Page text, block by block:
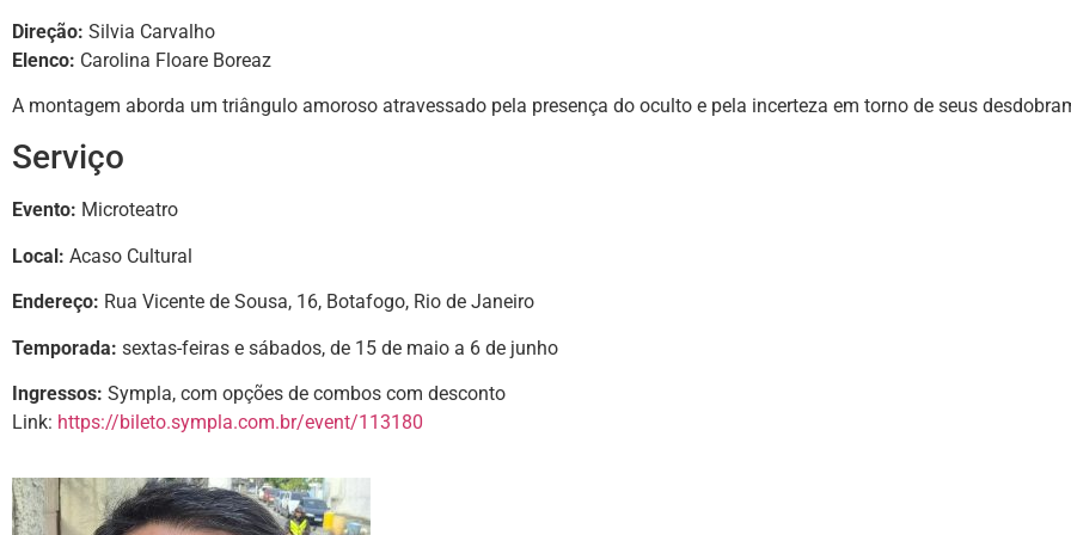
Direção: Silvia Carvalho
Elenco: Carolina Floare Boreaz
A montagem aborda um triângulo amoroso atravessado pela presença do oculto e pela incerteza em torno de seus
Serviço
Evento: Microteatro
Local: Acaso Cultural
Endereço: Rua Vicente de Sousa, 16, Botafogo, Rio de Janeiro
Temporada: sextas-feiras e sábados, de 15 de maio a 6 de junho
Ingressos: Sympla, com opções de combos com desconto
Link: https://bileto.sympla.com.br/event/113180